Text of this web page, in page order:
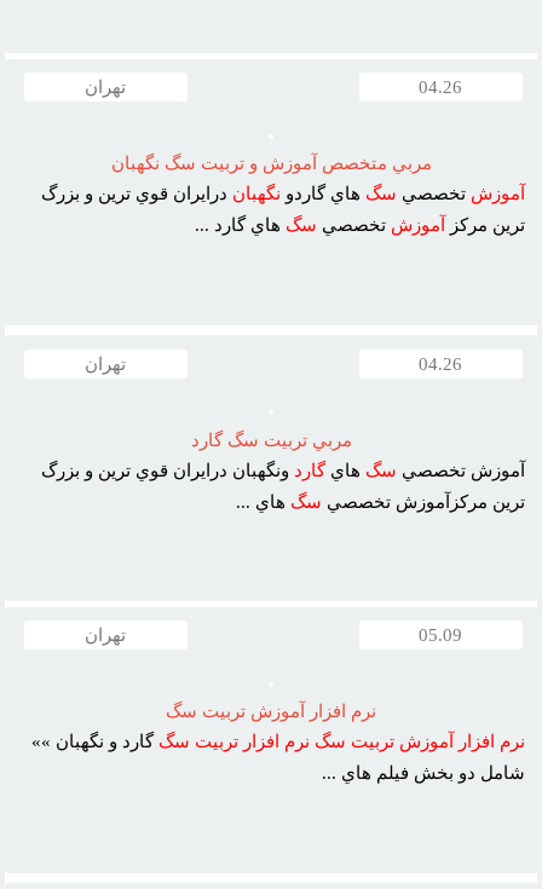
04.26 تهران
مربي متخصص آموزش و تربيت سگ نگهبان
آموزش تخصصي سگ هاي گاردو نگهبان درايران قوي ترين و بزرگ
ترين مرکز
آموزش تخصصي سگ هاي گارد ...
04.26 تهران
مربي تربيت سگ گارد
آموزش تخصصي سگ هايگارد ونگهبان درايران قوي ترين و بزرگ
ترين مرکزآموزش تخصصي سگ هاي ...
05.09 تهران
نرم افزار آموزش تربيت سگ
نرم
افزار آموزش تربيت سگ نرم افزار تربيت سگ گارد و نگهبان »»
شامل دو بخش فيلم هاي ...